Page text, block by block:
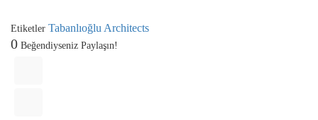
Etiketler Tabanlıoğlu Architects
0 Beğendiyseniz Paylaşın!